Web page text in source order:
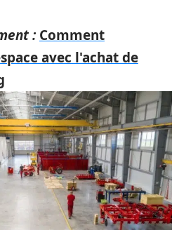
: Comment
avec l'achat de